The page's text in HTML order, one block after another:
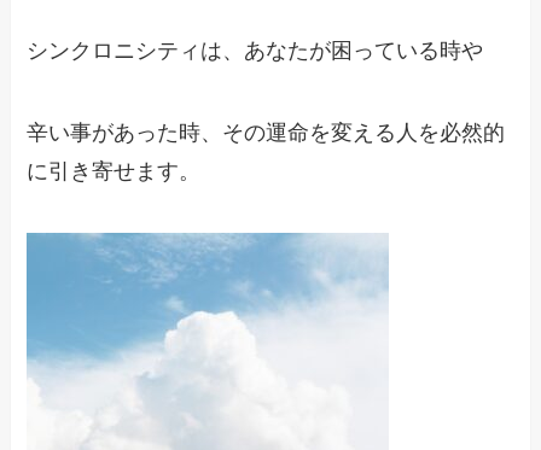
シンクロニシティは、あなたが困っている時や
辛い事があった時、その運命を変える人を必然的
に引き寄せます。